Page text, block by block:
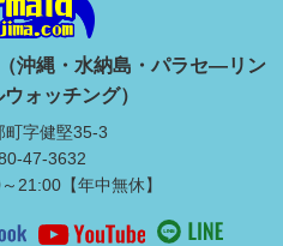
沖縄・水納島・パラセ―リン
ォッチング）
町字健堅35-3
47-3632
21:00【年中無休】